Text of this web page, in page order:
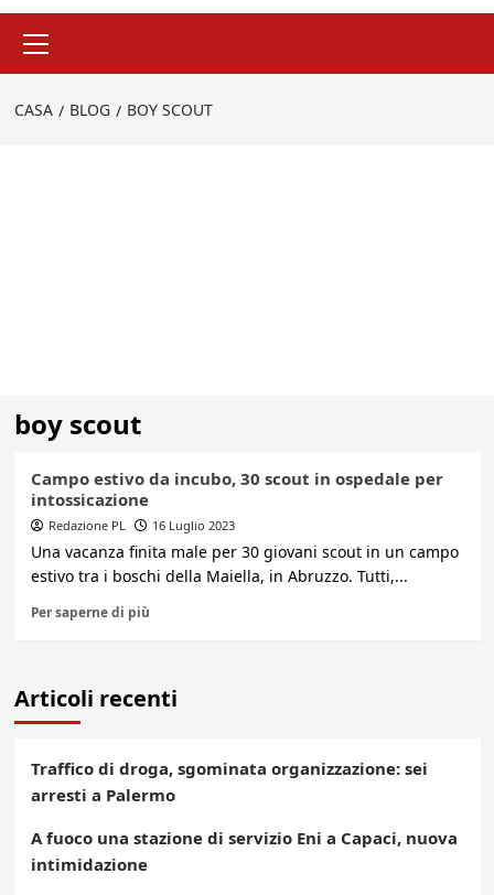
principale
CASA BLOG BOY SCOUT
boy scout
Campo estivo da incubo, 30 scout in ospedale per
intossicazione
Redazione PL 16 Luglio 2023
Una vacanza finita male per 30 giovani scout in un campo
estivo tra i boschi della Maiella, in Abruzzo. Tutti,...
Per saperne di più
Articoli recenti
Traffico di droga, sgominata organizzazione: sei
arresti a Palermo
A fuoco una stazione di servizio Eni a Capaci, nuova
intimidazione